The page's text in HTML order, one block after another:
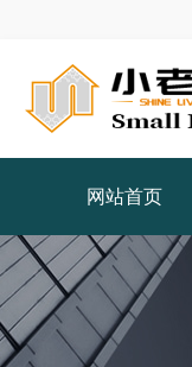
网站首页